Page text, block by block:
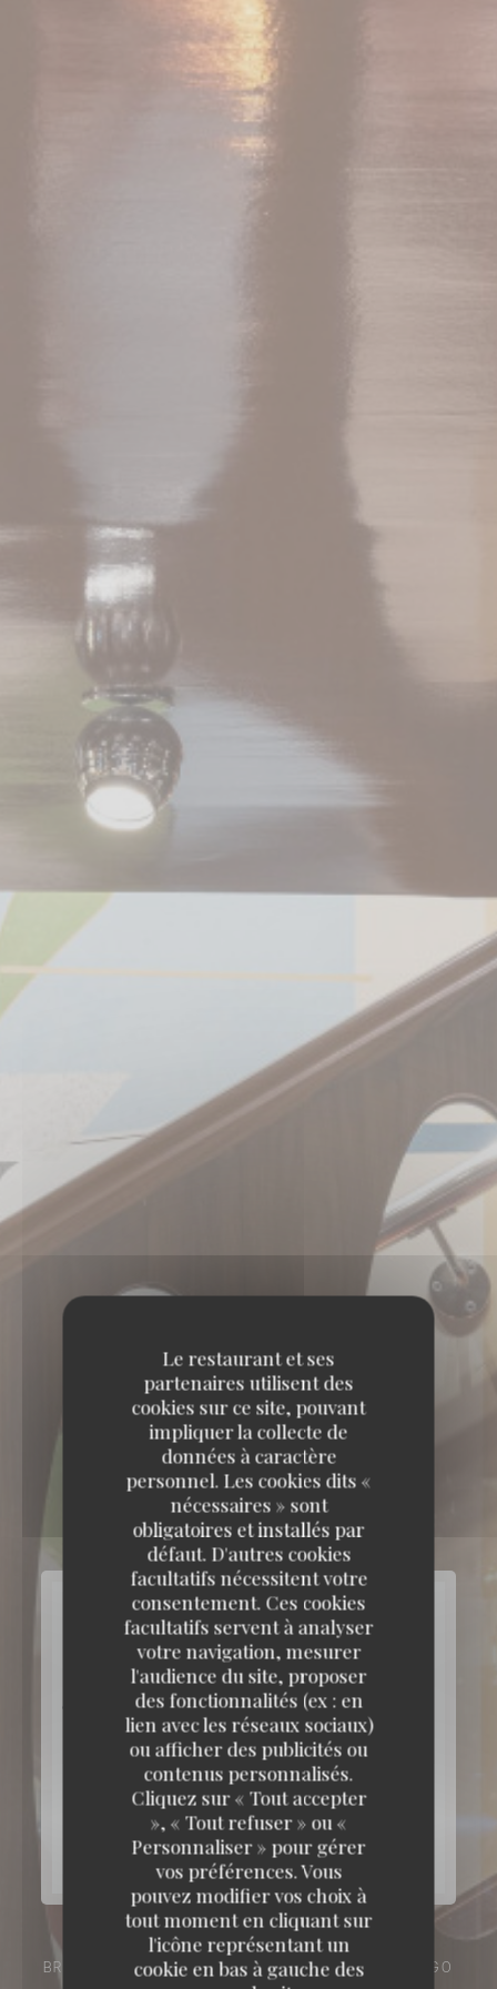
Le restaurant et ses
partenaires utilisent des
cookies sur ce site, pouvant
impliquer la collecte de
données à caractère
personnel. Les cookies dits «
nécessaires » sont
obligatoires et installés par
défaut. D'autres cookies
facultatifs nécessitent votre
consentement. Ces cookies
facultatifs servent à analyser
votre navigation, mesurer
l'audience du site, proposer
des fonctionnalités (ex : en
lien avec les réseaux sociaux)
ou afficher des publicités ou
contenus personnalisés.
Cliquez sur « Tout accepter
», « Tout refuser » ou «
Personnaliser » pour gérer
vos préférences. Vous
pouvez modifier vos choix à
tout moment en cliquant sur
l'icône représentant un
cookie en bas à gauche des
BRASSERIE - RESTAURANT
143 AV. VICTOR HUGO